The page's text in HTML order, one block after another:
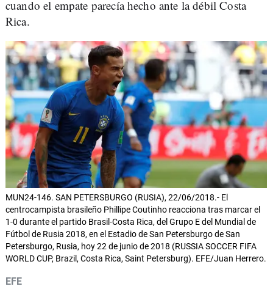
cuando el empate parecía hecho ante la débil Costa
Rica.
MUN24-146. SAN PETERSBURGO (RUSIA), 22/06/2018.- El
centrocampista brasileño Phillipe Coutinho reacciona tras marcar el
1-0 durante el partido Brasil-Costa Rica, del Grupo E del Mundial de
Fútbol de Rusia 2018, en el Estadio de San Petersburgo de San
Petersburgo, Rusia, hoy 22 de junio de 2018 (RUSSIA SOCCER FIFA
WORLD CUP, Brazil, Costa Rica, Saint Petersburg). EFE/Juan Herrero.
EFE